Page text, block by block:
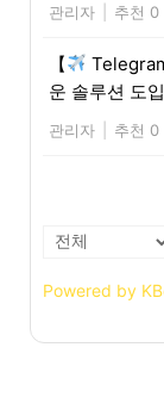
관리자 추천 0
【
운 솔루션 도
관리자 추천 0
Powered by